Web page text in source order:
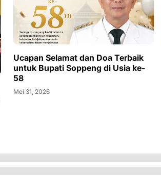
Ucapan Selamat dan Doa Terbaik
untuk Bupati Soppeng di Usia ke-
58
Mei 31, 2026